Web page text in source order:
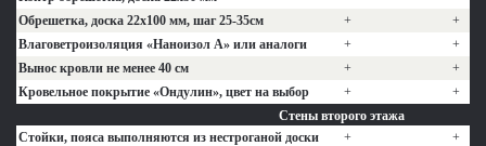
Обрешетка, доска 22х100 мм, шаг 25-35см
+
+
Влаговетроизоляция «Наноизол А» или аналоги
+
+
Вынос кровли не менее 40 см
+
+
Кровельное покрытие «Ондулин», цвет на выбор
+
+
Стены второго этажа
Стойки, пояса выполняются из нестроганой доски
+ +